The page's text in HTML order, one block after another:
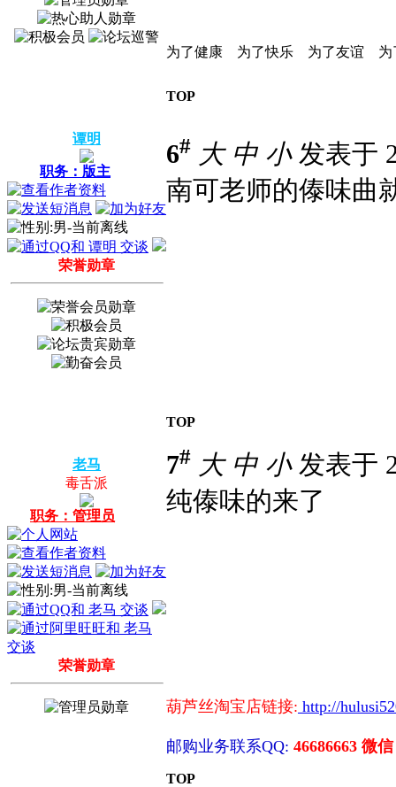
为了健康 为了快乐 为了友谊 为
TOP
谭明
职务：版主
荣誉勋章
6# 大 中 小发表于
南可老师的傣味曲
TOP
老马
毒舌派
职务：管理员
荣誉勋章
7# 大 中 小发表于
纯傣味的来了
葫芦丝淘宝店链接: http://
邮购业务联系QQ: 46686663 微
TOP